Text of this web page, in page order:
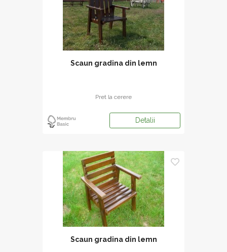
Scaun gradina din lemn
Pret la cerere
Detalii
Scaun gradina din lemn